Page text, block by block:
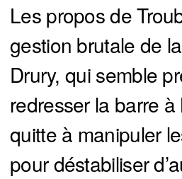
Les propos de
gestion brutale de
Drury, qui semble
redresser la barre à
quitte à manipuler
pour déstabiliser